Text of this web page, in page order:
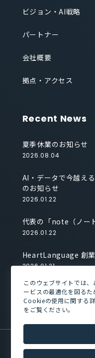
ビジョン・AI戦略
パートナー
会社概要
拠点・アクセス
Recent News
夏季休業のお知らせ
2026.08.04
AI・データで今越え
のお知らせ
2026.01.22
代表の「note（ノー
2026.01.22
HeartLanguage 創
2026.01.21
株式会社HLコミュニ
2026.01.21
NEWSROOM
このウェブサイトでは
ービスの最適化を図るた
Cookieの使用に関する
をご覧ください。